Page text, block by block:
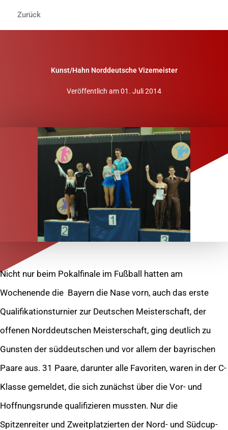
InhaltZurück
Kunst/Hahn Norddeutsche Vizemeister
Veröffentlich am01. Juli 2014
Nicht nur beim Pokalfinale im Fußball hatten am
Wochenende die Bayern die Nase vorn, auch das erste
Qualifikationsturnier zur Deutschen Meisterschaft, der
offenen Norddeutschen Meisterschaft, ging deutlich zu
Gunsten der süddeutschen und vor allem der bayrischen
Paare aus. 31 Paare, darunter alle Favoriten, waren in der C-
Klasse gemeldet, die sich zunächst über die Vor- und
Hoffnungsrunde qualifizieren mussten. Nur die
Spitzenreiter und Zweitplatzierten der Nord- und Südcup-